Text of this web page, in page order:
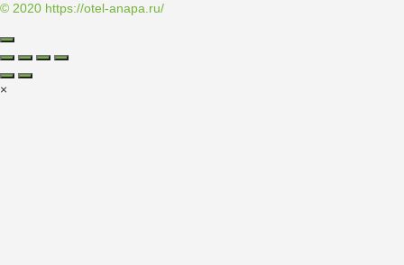
© 2020 https://otel-anapa.ru/
×